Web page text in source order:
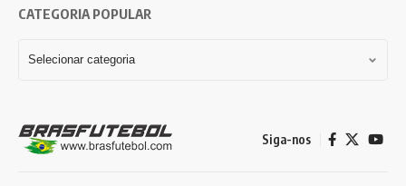
CATEGORIA POPULAR
Siga-nos